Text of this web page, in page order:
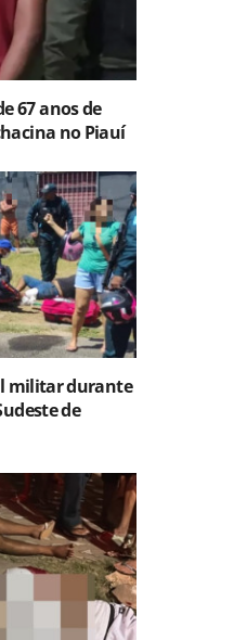
67 anos de
no Piauí
militar durante
de